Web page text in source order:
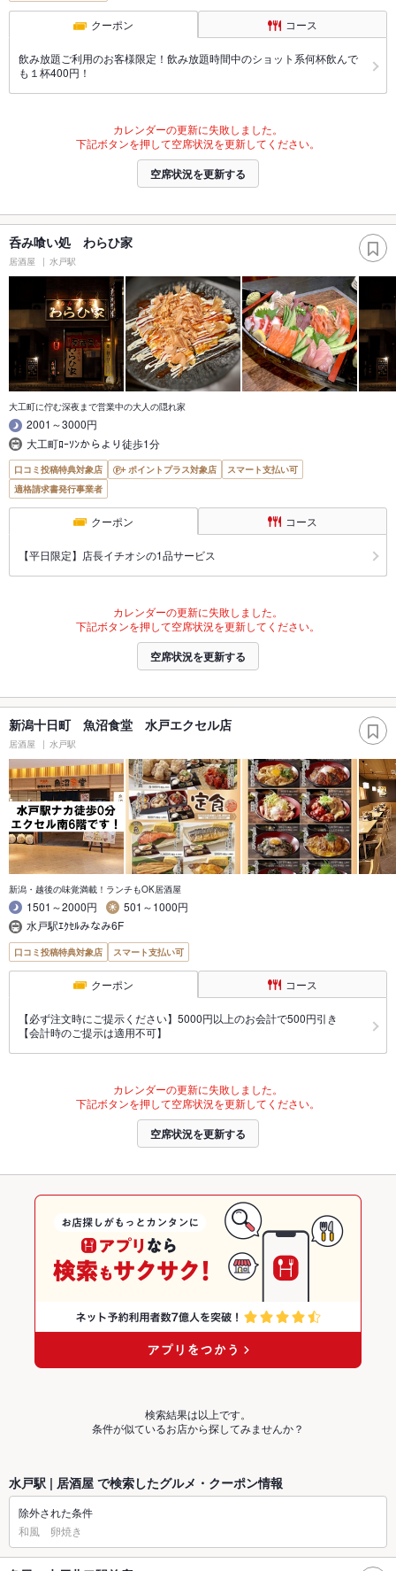
クーポン コース
飲み放題ご利用のお客様限定！飲み放題時間中のショット系何杯飲んで
も１杯400円！
カレンダーの更新に失敗しました。
下記ボタンを押して空席状況を更新してください。
空席状況を更新する
呑み喰い処 わらひ家
居酒屋 水戸駅
大工町に佇む深夜まで営業中の大人の隠れ家
2001～3000円
大工町ﾛｰｿﾝからより徒歩1分
口コミ投稿特典対象店 ポイントプラス対象店
スマート支払い可
適格請求書発行事業者
クーポン コース
【平日限定】店長イチオシの1品サービス
カレンダーの更新に失敗しました。
下記ボタンを押して空席状況を更新してください。
空席状況を更新する
新潟十日町 魚沼食堂 水戸エクセル店
居酒屋 水戸駅
新潟・越後の味覚満載！ランチもOK居酒屋
1501～2000円
501～1000円
水戸駅ｴｸｾﾙみなみ6F
口コミ投稿特典対象店 スマート支払い可
クーポン コース
【必ず注文時にご提示ください】5000円以上のお会計で500円引き
【会計時のご提示は適用不可】
カレンダーの更新に失敗しました。
下記ボタンを押して空席状況を更新してください。
空席状況を更新する
検索結果は以上です。
条件が似ているお店から探してみませんか？
水戸駅 | 居酒屋 で検索したグルメ・クーポン情報
除外された条件
和風 卵焼き